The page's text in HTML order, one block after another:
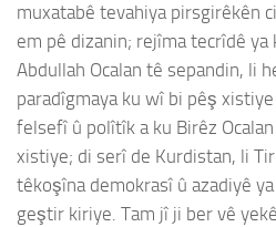
muxatabê tevahiya pirsgirêkên
em pê dizanin; rejîma tecrîdê ya
Abdullah Ocalan tê sepandin, li
paradîgmaya ku wî bi pêş
felsefî û polîtîk a ku Birêz
xistiye; di serî de Kurdistan, li
têkoşîna demokrasî û azadiyê
geştir kiriye. Tam jî ji ber vê